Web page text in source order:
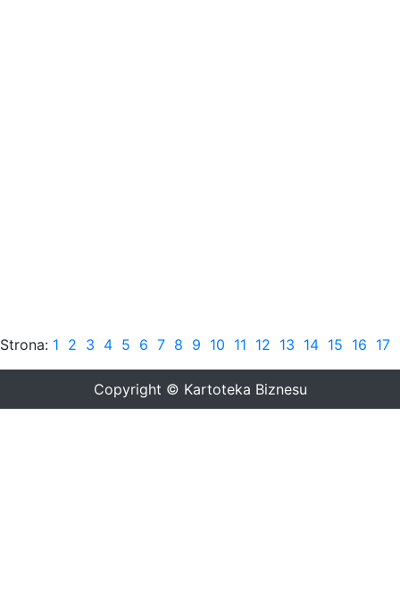
Strona: 1 2 3 4 5 6 7 8 9 10 11 12 13 14 15 16 17
Copyright © Kartoteka Biznesu